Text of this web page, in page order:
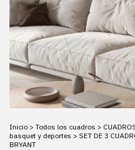
Inicio > Todos los cuadros >
basquet y deportes > SET DE 3
BRYANT